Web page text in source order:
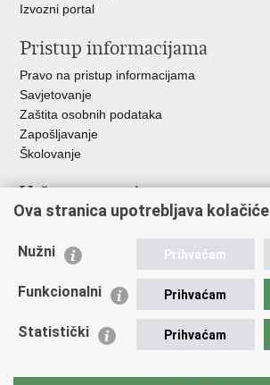
Izvozni portal
Pristup informacijama
Pravo na pristup informacijama
Savjetovanje
Zaštita osobnih podataka
Zapošljavanje
Školovanje
Važne poveznice
Ministarstvo unutarnjih poslova
Udruge
Policijska akademija
Zaklada policijske solidarnosti
Vučetić"
Ova stranica upotrebljava kolačiće
Nužni Prihvaćam
Funkcionalni Prihvaćam
Statistički Prihvaćam